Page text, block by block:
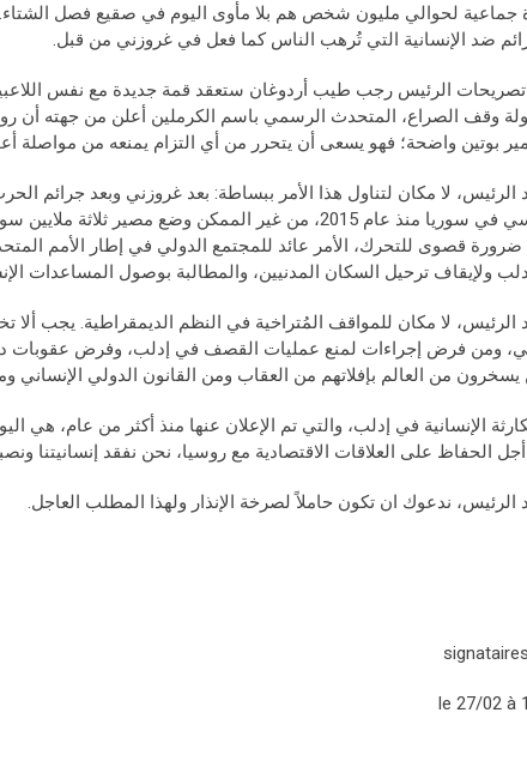
جماعية لحوالي مليون شخص هم بلا مأوى اليوم في صقيع فصل
ضد الإنسانية التي تُرهب الناس كما فعل في غروزني من قبل.
وقف الصراع، المتحدث الرسمي باسم الكرملين أعلن من جهته أن
بوتين واضحة؛ فهو يسعى أن يتحرر من أي التزام يمنعه من مواصلة
الرئيس، لا مكان لتناول هذا الأمر ببساطة: بعد غروزني وبعد جرائم
الروسي في سوريا منذ عام 2015، من غير الممكن وضع مصير
قصوى للتحرك، الأمر عائد للمجتمع الدولي في إطار الأمم
ولإيقاف ترحيل السكان المدنيين، والمطالبة بوصول المساعدات
الرئيس، لا مكان للمواقف المُتراخية في النظم الديمقراطية. يجب
ومن فرض إجراءات لمنع عمليات القصف في إدلب، وفرض عقوبات
يسخرون من العالم بإفلاتهم من العقاب ومن القانون الدولي الإنساني
الإنسانية في إدلب، والتي تم الإعلان عنها منذ أكثر من عام،
الحفاظ على العلاقات الاقتصادية مع روسيا، نحن نفقد إنسانيتنا
الرئيس، ندعوك ان تكون حاملاً لصرخة الإنذار ولهذا المطلب العاجل.
le 27/02 à